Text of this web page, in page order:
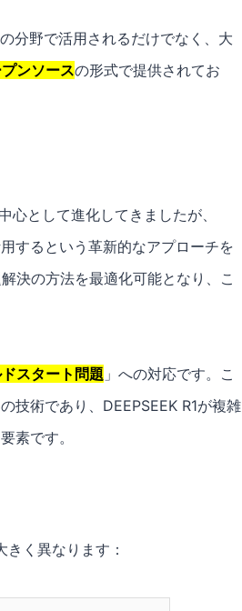
分野で活用されるだけでなく、大
ンソースの形式で提供されてお
として進化してきましたが、
するという革新的なアプローチを
決の方法を最適化可能となり、こ
スタート問題 」への対応です。こ
技術であり、DEEPSEEK R1が複雑
素です。
く異なります：